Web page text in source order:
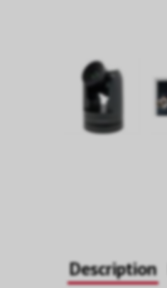
Description